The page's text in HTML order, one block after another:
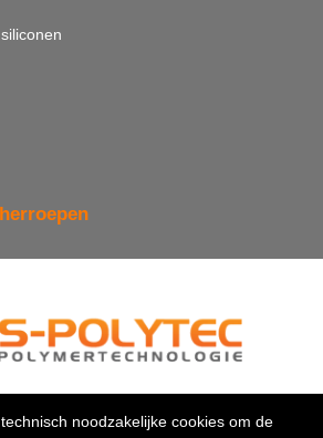
•S-Polytec GmbH
noodzakelijke cookies om de